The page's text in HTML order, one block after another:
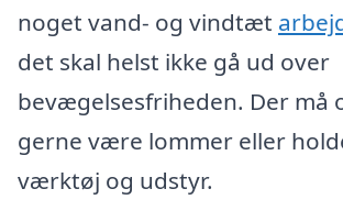
noget vand- og vindtæt
det skal helst ikke gå ud over
bevægelsesfriheden. Der må
gerne være lommer eller
værktøj og udstyr.